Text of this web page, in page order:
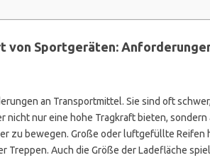
von Sportgeräten:
an Transportmittel. Sie sind oft
nicht nur eine hohe Tragkraft bieten, sondern
zu bewegen. Große oder luftgefüllte Reifen
Treppen. Auch die Größe der Ladefläche